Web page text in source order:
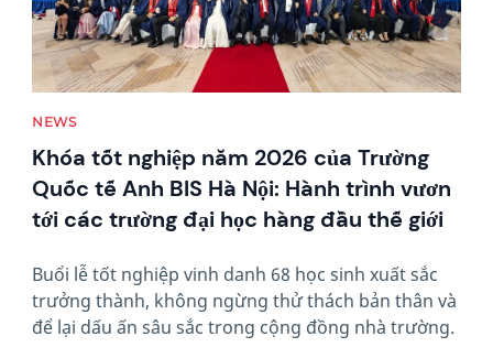
NEWS
Khóa tốt nghiệp năm 2026 của Trường
Quốc tế Anh BIS Hà Nội: Hành trình vươn
tới các trường đại học hàng đầu thế giới
Buổi lễ tốt nghiệp vinh danh 68 học sinh xuất sắc
trưởng thành, không ngừng thử thách bản thân và
để lại dấu ấn sâu sắc trong cộng đồng nhà trường.